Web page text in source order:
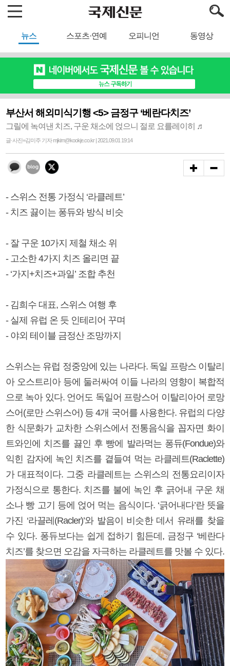
뉴스 스포츠·연예 오피니언 동영상
부산서 해외미식기행 <5> 금정구 ‘베란다치즈’
그릴에 녹여낸 치즈, 구운 채소에 얹으니 절로 요를레이히 ♬
글·사진=김미주 기자 mjkim@kookje.co.kr | 2021.09.01 19:14
- 스위스 전통 가정식 ‘라클레트’
- 치즈 끓이는 퐁듀와 방식 비슷
- 잘 구운 10가지 제철 채소 위
- 고소한 4가지 치즈 올리면 끝
- ‘가지+치즈+과일’ 조합 추천
- 김희수 대표, 스위스 여행 후
- 실제 유럽 온 듯 인테리어 꾸며
- 야외 테이블 금정산 조망까지
스위스는 유럽 정중앙에 있는 나라다. 독일 프랑스 이탈리
아 오스트리아 등에 둘러싸여 이들 나라의 영향이 복합적
으로 녹아 있다. 언어도 독일어 프랑스어 이탈리아어 로망
스어(로만 스위스어) 등 4개 국어를 사용한다. 유럽의 다양
한 식문화가 교차한 스위스에서 전통음식을 꼽자면 화이
트와인에 치즈를 끓인 후 빵에 발라먹는 퐁듀(Fondue)와
익힌 감자에 녹인 치즈를 곁들여 먹는 라클레트(Raclette)
가 대표적이다. 그중 라클레트는 스위스의 전통요리이자
가정식으로 통한다. 치즈를 불에 녹인 후 긁어내 구운 채
소나 빵 고기 등에 얹어 먹는 음식이다. ‘긁어내다’란 뜻을
가진 ‘라끌레(Racler)’와 발음이 비슷한 데서 유래를 찾을
수 있다. 퐁듀보다는 쉽게 접하기 힘든데, 금정구 ‘베란다
치즈’를 찾으면 오감을 자극하는 라클레트를 맛볼 수 있다.